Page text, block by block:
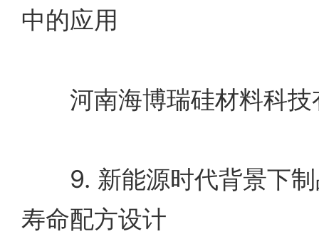
中的应用
河南海博瑞硅材料科技
9. 新能源时代背景下制
寿命配方设计